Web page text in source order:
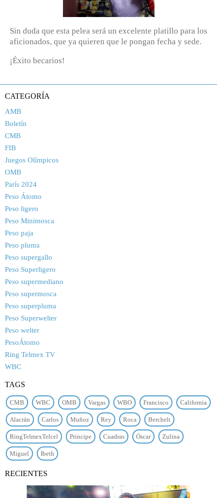
Sin duda que esta pelea será un excelente platillo para los
aficionados, que ya quieren que le pongan fecha y sede.
¡Éxito becarios!
CATEGORÍA
AMB
Boletín
CMB
FIB
Juegos Olímpicos
OMB
París 2024
Peso Átomo
Peso ligero
Peso Minimosca
Peso paja
Peso pluma
Peso supergallo
Peso Superligero
Peso supermediano
Peso supermosca
Peso superpluma
Peso Superwelter
Peso welter
PesoÁtomo
Ring Telmex TV
WBC
TAGS
CMB WBC OMB Vargas WBO Francisco California
Alacrán Carlos Muñoz Rey Roca Berchelt
RingTelmexTelcel Principe Cuadras Óscar Zulina
Miguel Ibeth
RECIENTES